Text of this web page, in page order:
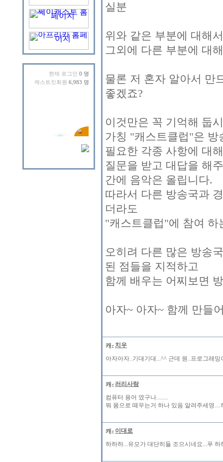
현재 로그인 0 명
캐스트킷회원 6,983 명
실분
위와 같은 부분에 대해
그외에 다른 부분에 대
물론 저 혼자 알아서 만
좋겠죠?
이것만은 꼭 기억해 둡
가칭 "캐스트클럽"은 방
필요한 각종 사항에 대해
질문을 받고 대답을 해
간에 음악은 올립니다.
따라서 다른 방송국과
더라도
"캐스트클럽"에 참여 하
오히려 다른 많은 방송
된 점들을 지적하고
함께 배우는 어찌보면
아자~ 아자~ 함께 만들
치우
아자아자..기대기대...^^ 근데 원..프로그래
러리사랑
컴퓨터 용어 였구나........
뭐 몸으로 떼우는거 하나 있음 알려주세영
이대로
하하하...유모가 대단히들 조으시네요...푸 하